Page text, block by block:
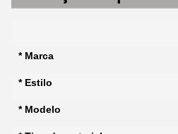
* Marca
* Estilo
* Modelo